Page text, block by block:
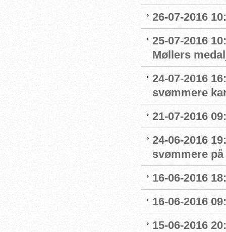
26-07-2016
25-07-2016
Møllers
24-07-2016
svømmere
21-07-2016
24-06-2016
svømmere
16-06-2016
16-06-2016
15-06-2016